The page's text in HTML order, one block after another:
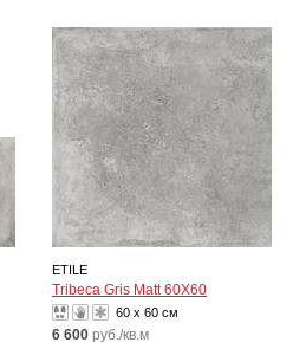
ETILE
Tribeca Gris Matt 60X60
60 x 60 см
6 600 руб./кв.м